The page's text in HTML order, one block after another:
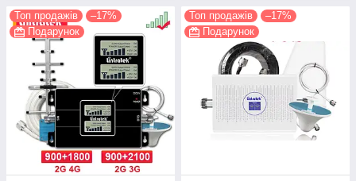
Топ продажів
–17%
Подарунок
Топ продажів
–17%
Подарунок